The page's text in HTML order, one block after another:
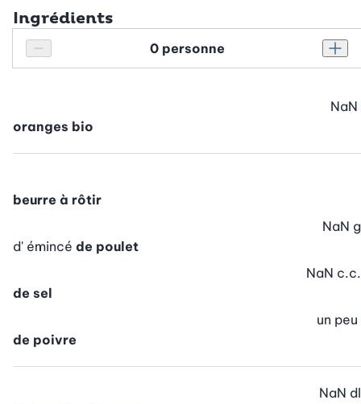
Ingrédients
Réduire le nombre de personnes
Personnes
oranges bio
NaN
beurre à rôtir
d' émincé de poulet
NaN g
de sel
NaN c.c.
de poivre
un peu
NaN dl